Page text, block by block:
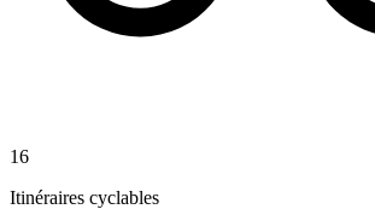
16
Itinéraires cyclables